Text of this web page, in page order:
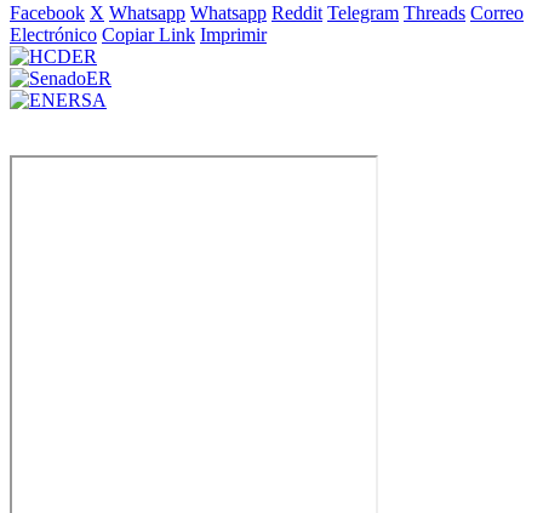
Facebook X Whatsapp Whatsapp Reddit Telegram Threads Correo
Electrónico Copiar Link Imprimir